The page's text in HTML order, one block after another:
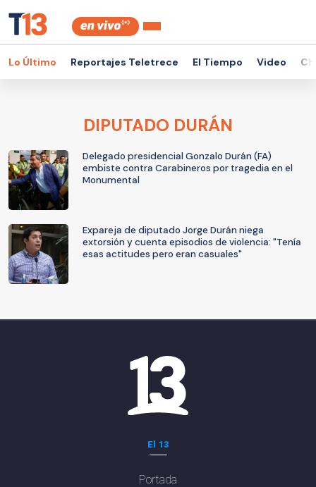
Lo Último Reportajes Teletrece El Tiempo Video
DIPUTADO DURÁN
Delegado presidencial Gonzalo Durán (FA)
embiste contra Carabineros por tragedia en el
Monumental
Expareja de diputado Jorge Durán niega
extorsión y cuenta episodios de violencia: "Tenía
esas actitudes pero eran casuales"
El 13
Portada